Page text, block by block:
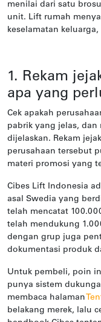
menilai dari satu
unit. Lift rumah
keselamatan
1. Rekam
apa yang
Cek apakah
pabrik yang jelas, dan
dijelaskan. Rekam
perusahaan tersebut
materi promosi yang
Cibes Lift Indonesia
asal Swedia yang
telah mencatat
telah mendukung
dengan grup juga
dokumentasi produk
Untuk pembeli, poin
punya sistem
membaca halaman
belakang merek, lalu